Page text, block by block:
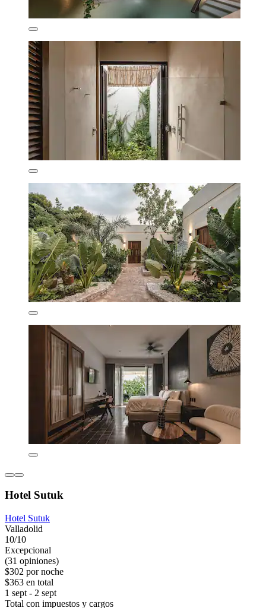
Hotel Sutuk
Hotel Sutuk
Valladolid
10/10
Excepcional
(31 opiniones)
$302 por noche
$363 en total
1 sept - 2 sept
Total con impuestos y cargos